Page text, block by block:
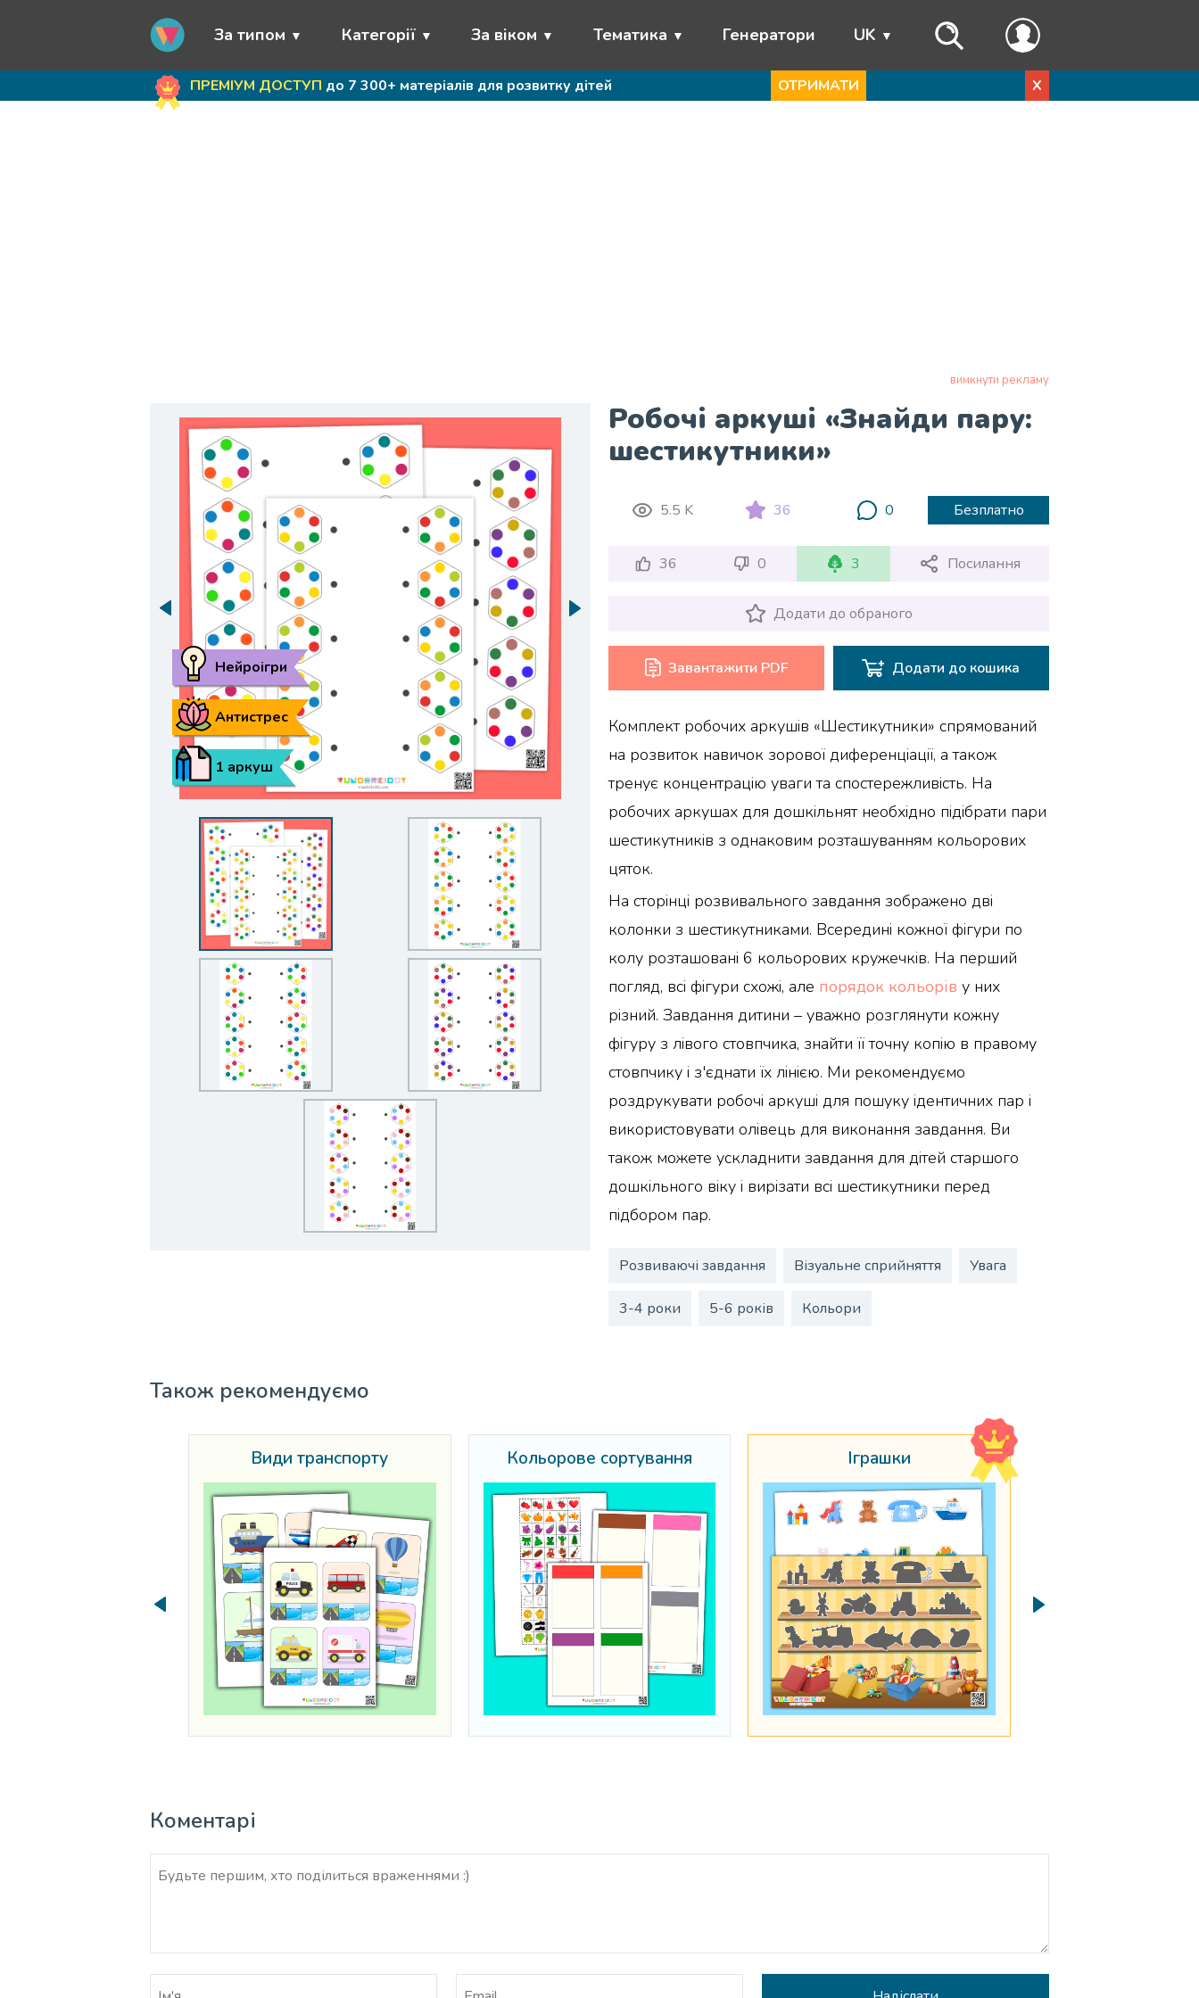
За типом Категорії За віком Тематика Генератори UK
ПРЕМІУМ ДОСТУП до 7 300+ матеріалів для розвитку дітей ОТРИМАТИ X
вимкнути рекламу
Робочі аркуші «Знайди пару:
шестикутники»
1 аркуш
Антистрес
Нейроігри
5.5 K 36 0 Безплатно
36 0 3 Посилання
Додати до обраного
Завантажити PDF Додати до кошика
Комплект робочих аркушів «Шестикутники» спрямований
на розвиток навичок зорової диференціації, а також
тренує концентрацію уваги та спостережливість. На
робочих аркушах для дошкільнят необхідно підібрати пари
шестикутників з однаковим розташуванням кольорових
цяток.
На сторінці розвивального завдання зображено дві
колонки з шестикутниками. Всередині кожної фігури по
колу розташовані 6 кольорових кружечків. На перший
погляд, всі фігури схожі, але порядок кольорів у них
різний. Завдання дитини – уважно розглянути кожну
фігуру з лівого стовпчика, знайти її точну копію в правому
стовпчику і з'єднати їх лінією. Ми рекомендуємо
роздрукувати робочі аркуші для пошуку ідентичних пар і
використовувати олівець для виконання завдання. Ви
також можете ускладнити завдання для дітей старшого
дошкільного віку і вирізати всі шестикутники перед
підбором пар.
Розвиваючі завдання Візуальне сприйняття Увага
3-4 роки 5-6 років Кольори
Також рекомендуємо
Види транспорту Кольорове сортування Іграшки
Коментарі